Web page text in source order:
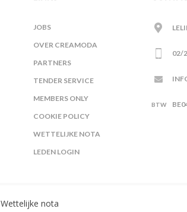
JOBS
OVER CREAMODA
PARTNERS
TENDER SERVICE
MEMBERS ONLY
COOKIE POLICY
WETTELIJKE NOTA
LEDEN LOGIN
02/
Wettelijke nota